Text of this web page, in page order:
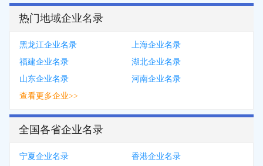
热门地域企业名录
黑龙江企业名录
上海企业名录
福建企业名录
湖北企业名录
山东企业名录
河南企业名录
查看更多企业>>
全国各省企业名录
宁夏企业名录
香港企业名录